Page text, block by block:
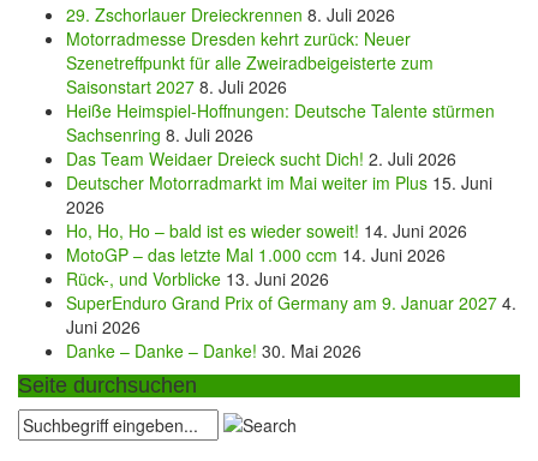
29. Zschorlauer Dreieckrennen 8. Juli 2026
Motorradmesse Dresden kehrt zurück: Neuer
Szenetreffpunkt für alle Zweiradbeigeisterte zum
Saisonstart 2027 8. Juli 2026
Heiße Heimspiel-Hoffnungen: Deutsche Talente stürmen
Sachsenring 8. Juli 2026
Das Team Weidaer Dreieck sucht Dich! 2. Juli 2026
Deutscher Motorradmarkt im Mai weiter im Plus 15. Juni
2026
Ho, Ho, Ho – bald ist es wieder soweit! 14. Juni 2026
MotoGP – das letzte Mal 1.000 ccm 14. Juni 2026
Rück-, und Vorblicke 13. Juni 2026
SuperEnduro Grand Prix of Germany am 9. Januar 2027 4.
Juni 2026
Danke – Danke – Danke! 30. Mai 2026
Seite durchsuchen